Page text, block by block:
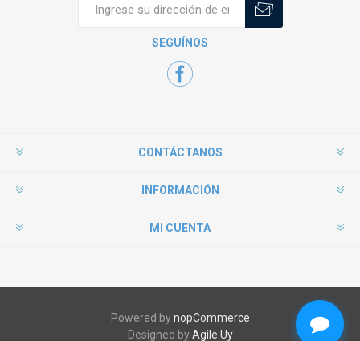
SEGUÍNOS
CONTÁCTANOS
INFORMACIÓN
MI CUENTA
Powered bynopCommerce
Designed byAgile.Uy